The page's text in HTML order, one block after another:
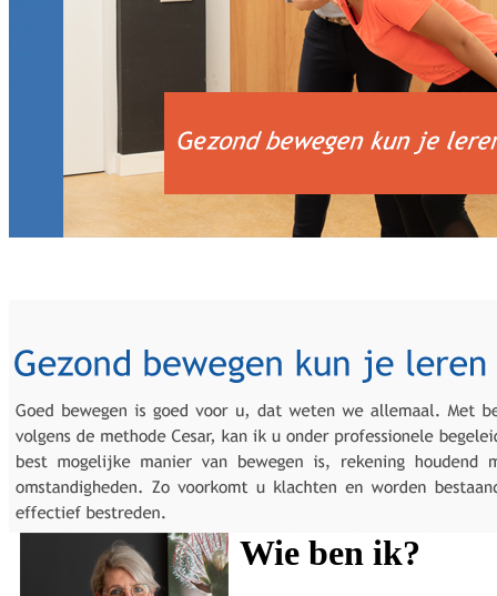
Wie ben ik?